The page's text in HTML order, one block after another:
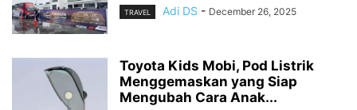
TRAVEL Adi DS - December 26, 2025
Toyota Kids Mobi, Pod Listrik
Menggemaskan yang Siap
Mengubah Cara Anak...